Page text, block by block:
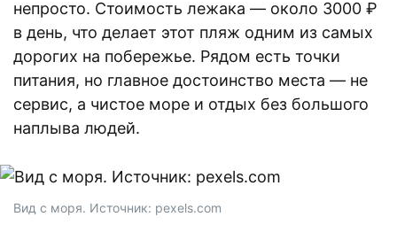
непросто. Стоимость лежака — около 3000 ₽
в день, что делает этот пляж одним из самых
дорогих на побережье. Рядом есть точки
питания, но главное достоинство места — не
сервис, а чистое море и отдых без большого
наплыва людей.
Вид с моря. Источник: pexels.com